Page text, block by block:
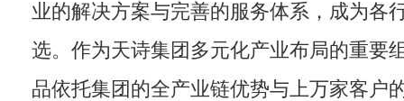
业的解决方案与完善的服务体系，成为各
选。作为天诗集团多元化产业布局的重要
品依托集团的全产业链优势与上万家客户